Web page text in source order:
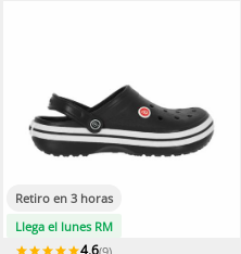
Retiro en 3 horas
Llega el lunes RM
4,6(9)